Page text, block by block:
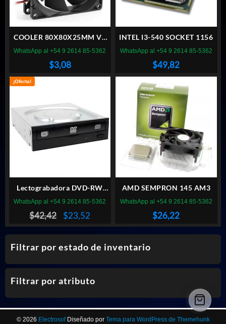
Filtrar por estado de inventario
Filtrar por atributo
COOLER 80X80X25MM VT
BUJE 8CM 12V FICHA
$3,08
WhatsApp al +54 9 2614 85-5362
INTEL I3-540 SOCKET 1156
$49,82
WhatsApp al +54 9 2614 85-5362
¡Oferta!
Lectograbadora DVD-RW
LITEON
$42,42
El
precio
original
era:
$23,52
precio
actual
es:
WhatsApp al +54 9 2614 85-5362
AMD SEMPRON 145 AM3
$26,22
WhatsApp al +54 9 2614 85-5362
© 2026 Electrosof Diseñado por Tema para WordPress de Themehunk